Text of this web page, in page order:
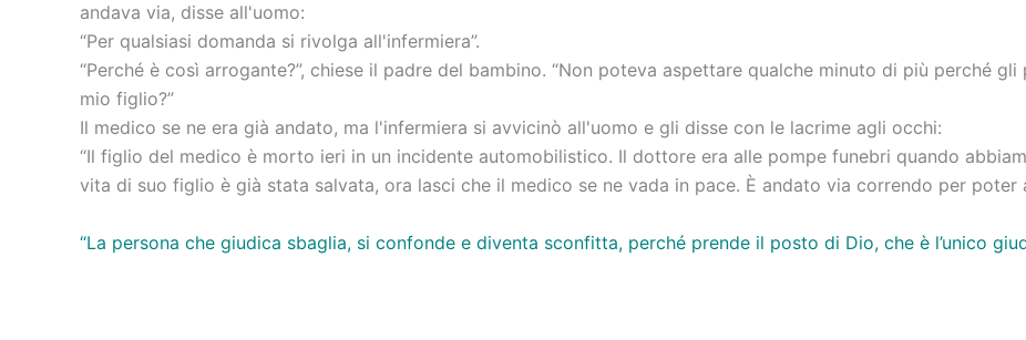
andava via, disse all'uomo:
“Per qualsiasi domanda si rivolga all'infermiera”.
“Perché è così arrogante?”, chiese il padre del bambino. “Non poteva aspettare qualche minuto di più perché
mio figlio?”
Il medico se ne era già andato, ma l'infermiera si avvicinò all'uomo e gli disse con le lacrime agli occhi:
“Il figlio del medico è morto ieri in un incidente automobilistico. Il dottore era alle pompe funebri quando
vita di suo figlio è già stata salvata, ora lasci che il medico se ne vada in pace. È andato via correndo per poter
“La persona che giudica sbaglia, si confonde e diventa sconfitta, perché prende il posto di Dio, che è l’unico